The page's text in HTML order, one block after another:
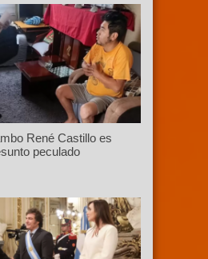
René Castillo es
peculado